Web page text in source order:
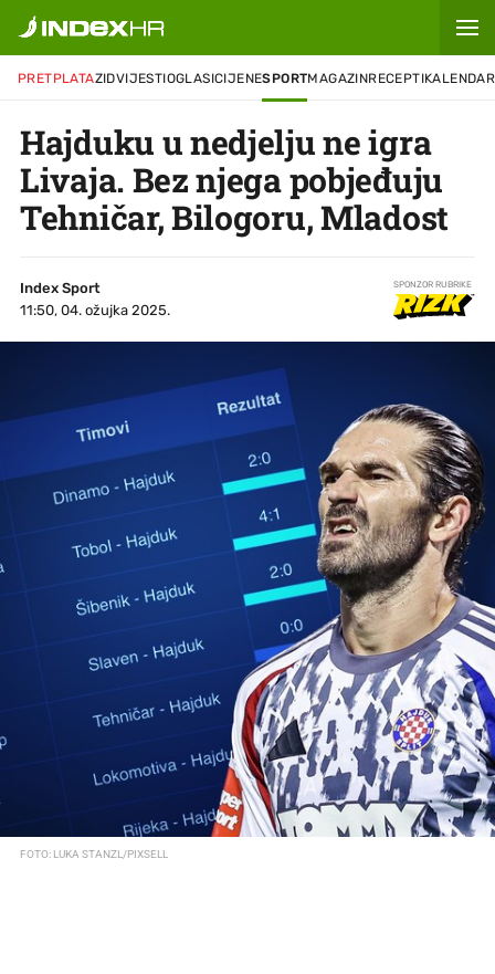
PRETPLATAZIDVIJESTIOGLASICIJENESPORTMAGAZINRECEPTIKALENDAR
Hajduku u nedjelju ne igra
Livaja. Bez njega pobjeđuju
Tehničar, Bilogoru, Mladost
Index Sport
11:50, 04. ožujka 2025.
SPONZOR RUBRIKE
FOTO: LUKA STANZL/PIXSELL